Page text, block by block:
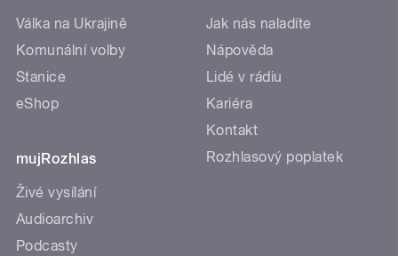
Válka na Ukrajině
Komunální volby
Stanice
eShop
mujRozhlas
Živé vysílání
Audioarchiv
Podcasty
Jak nás naladíte
Nápověda
Lidé v rádiu
Kariéra
Kontakt
Rozhlasový poplatek